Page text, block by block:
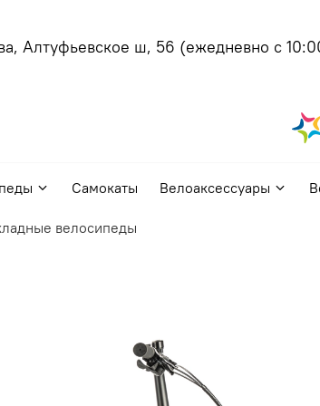
Алтуфьевское ш, 56(ежедневно с 10:00
Самокаты Велоаксессуары
велосипеды